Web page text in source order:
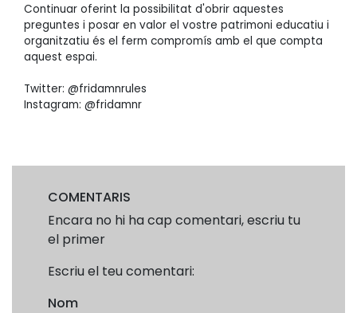
Continuar oferint la possibilitat d'obrir aquestes
preguntes i posar en valor el vostre patrimoni educatiu i
organitzatiu és el ferm compromís amb el que compta
aquest espai.
Twitter: @fridamnrules
Instagram: @fridamnr
COMENTARIS
Encara no hi ha cap comentari, escriu tu
el primer
Escriu el teu comentari:
Nom